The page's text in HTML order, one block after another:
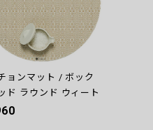
ョンマット / ボック
ド ラウンド ウィート